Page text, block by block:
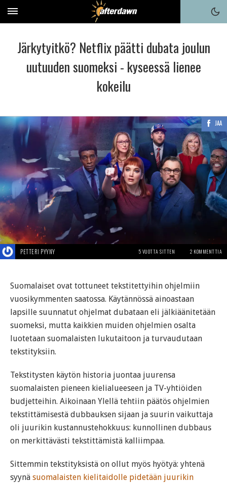
Järkytyitkö? Netflix päätti dubata joulun
uutuuden suomeksi - kyseessä lienee
kokeilu
JAA
PETTERI PYYNY 5 VUOTTA SITTEN 2 KOMMENTTIA
Suomalaiset ovat tottuneet tekstitettyihin ohjelmiin
vuosikymmenten saatossa. Käytännössä ainoastaan
lapsille suunnatut ohjelmat dubataan eli jälkiäänitetään
suomeksi, mutta kaikkien muiden ohjelmien osalta
luotetaan suomalaisten lukutaitoon ja turvaudutaan
tekstityksiin.
Tekstitysten käytön historia juontaa juurensa
suomalaisten pieneen kielialueeseen ja TV-yhtiöiden
budjetteihin. Aikoinaan Ylellä tehtiin päätös ohjelmien
tekstittämisestä dubbauksen sijaan ja suurin vaikuttaja
oli juurikin kustannustehokkuus: kunnollinen dubbaus
on merkittävästi tekstittämistä kalliimpaa.
Sittemmin tekstityksistä on ollut myös hyötyä: yhtenä
syynä suomalaisten kielitaidolle pidetään juurikin